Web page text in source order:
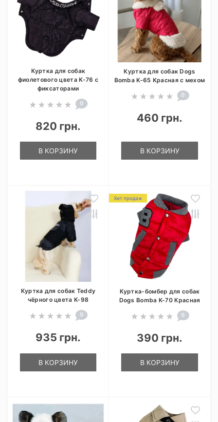
Куртка для собак
фиолетового цвета K-76 с
фиксаторами
0
820 грн.
В КОРЗИНУ
Куртка для собак Dogs
Bomba K-65 Красная с мехом
0
460 грн.
В КОРЗИНУ
Куртка для собак Teddy
чёрного цвета K-98
0
935 грн.
В КОРЗИНУ
Хит продаж
Куртка-бомбер для собак
Dogs Bomba K-70 Красная
0
390 грн.
В КОРЗИНУ